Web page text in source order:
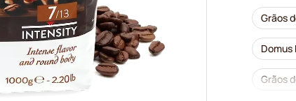
Grãos
Domus
Grãos